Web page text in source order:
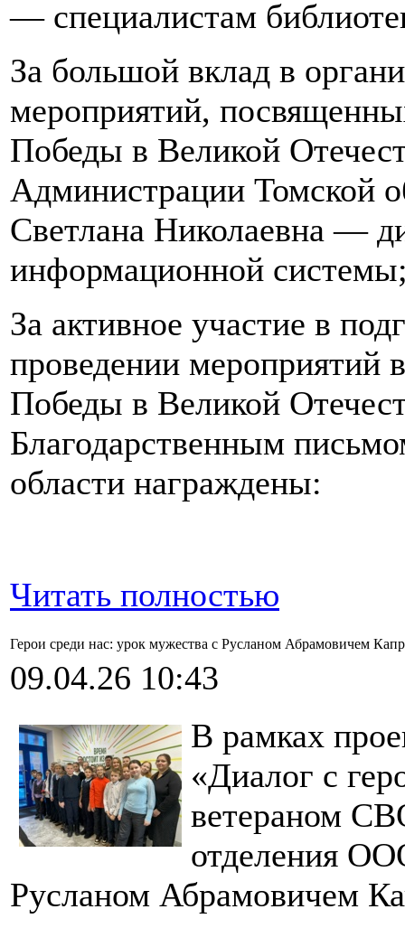
— специалистам
За большой вклад в
мероприятий,
Победы в Великой
Администрации Томской
Светлана Николаевна —
информационной
За активное участие в
проведении мероприятий
Победы в Великой
Благодарственным
области награждены:
Читать полностью
Герои среди нас: урок мужества с Русланом Абрамовичем
09.04.26 10:43
В рамках
«Диалог с
ветераном
отделения
Русланом Абрамовичем